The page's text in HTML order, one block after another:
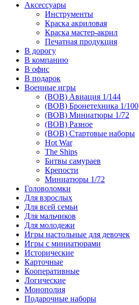
Аксессуары
Инструменты
Краска акриловая
Краска мастер-акрил
Печатная продукция
В дорогу
В компанию
В офис
В подарок
Военные игры
(ВОВ) Авиация 1/144
(ВОВ) Бронетехника 1/100
(ВОВ) Миниатюры 1/72
(ВОВ) Разное
(ВОВ) Стартовые наборы
Hot War
The Ships
Битвы самураев
Крепости
Миниатюры 1/72
Головоломки
Для взрослых
Для всей семьи
Для мальчиков
Для молодежи
Игры настольные для девочек
Игры с миниатюрами
Исторические
Карточные
Кооперативные
Логические
Монополия
Подарочные наборы